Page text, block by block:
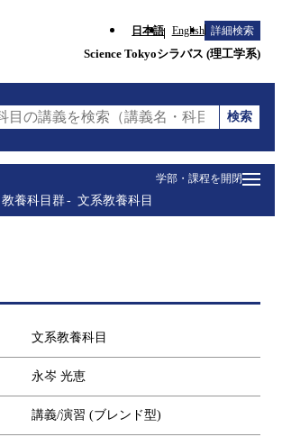
日本語 English 詳細検索
Science Tokyoシラバス (理工学系)
目の講義を検索（講義名・科目コード・担
検索
学部・課程を開閉
教養科目群 文系教養科目
文系教養科目
永岑 光恵
講義/演習 (ブレンド型)